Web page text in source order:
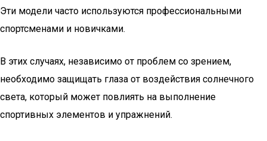
Эти модели часто используются профессиональными
спортсменами и новичками.
В этих случаях, независимо от проблем со зрением,
необходимо защищать глаза от воздействия солнечного
света, который может повлиять на выполнение
спортивных элементов и упражнений.